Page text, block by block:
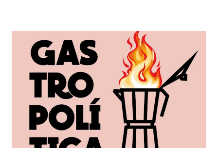
dirección de actuaciones e interpretaciones a la altura de
tamaña producción; y las que, con presupuesto o no, deben
cortar lazos aún con el vetusto radioteatro, nos entregan
actuaciones exageradas, guiones flojos y se escuchan desde el
vamos sin dirección clara: como resultado cuesta escucharlas y
pensamos que la ficción no es para nosotrxs ... Algún día
deberemos sentarnos a hablar seriamente del rol de dirección
en el podcast , que vale para cualquier g...